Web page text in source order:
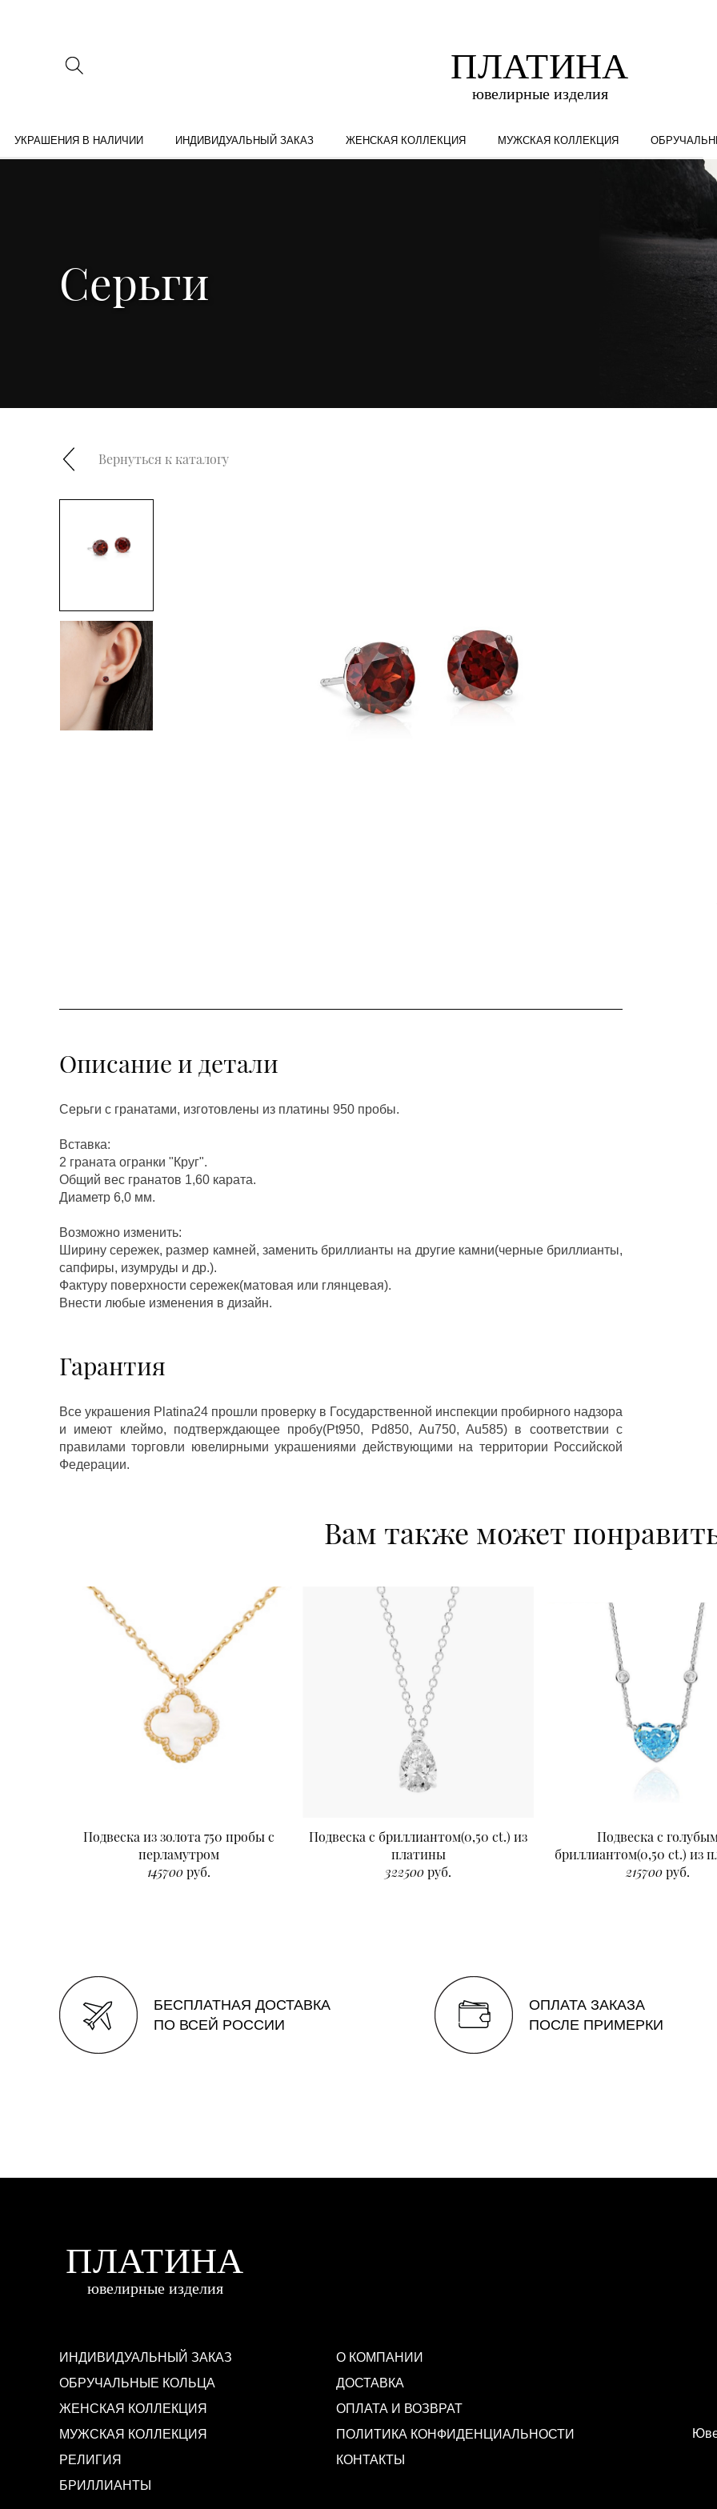
УКРАШЕНИЯ В НАЛИЧИИ ИНДИВИДУАЛЬНЫЙ ЗАКАЗ ЖЕНСКАЯ КОЛЛЕКЦИЯ МУЖСКАЯ КОЛЛЕКЦИЯ
Серьги
Вернуться к каталогу
Описание и детали
Серьги с гранатами, изготовлены из платины 950 пробы.
Вставка:
2 граната огранки "Круг".
Общий вес гранатов 1,60 карата.
Диаметр 6,0 мм.
Возможно изменить:
Ширину сережек, размер камней, заменить бриллианты на другие камни(черные бриллианты,
сапфиры, изумруды и др.).
Фактуру поверхности сережек(матовая или глянцевая).
Внести любые изменения в дизайн.
Гарантия
Все украшения Platina24 прошли проверку в Государственной инспекции пробирного надзора
и имеют клеймо, подтверждающее пробу(Pt950, Pd850, Au750, Au585) в соответствии с
правилами торговли ювелирными украшениями действующими на территории Российской
Федерации.
Вам также может
Подвеска из золота 750 пробы с
перламутром
145700руб.
Подвеска с бриллиантом(0,50 ct.) из
платины
322500руб.
Подвеска с
бриллиантом(0,50 ct.) из
215700руб.
БЕСПЛАТНАЯ ДОСТАВКА
ПО ВСЕЙ РОССИИ
ОПЛАТА ЗАКАЗА
ПОСЛЕ ПРИМЕРКИ
ИНДИВИДУАЛЬНЫЙ ЗАКАЗ
ОБРУЧАЛЬНЫЕ КОЛЬЦА
ЖЕНСКАЯ КОЛЛЕКЦИЯ
МУЖСКАЯ КОЛЛЕКЦИЯ
РЕЛИГИЯ
БРИЛЛИАНТЫ
О КОМПАНИИ
ДОСТАВКА
ОПЛАТА И ВОЗВРАТ
ПОЛИТИКА КОНФИДЕНЦИАЛЬНОСТИ
КОНТАКТЫ